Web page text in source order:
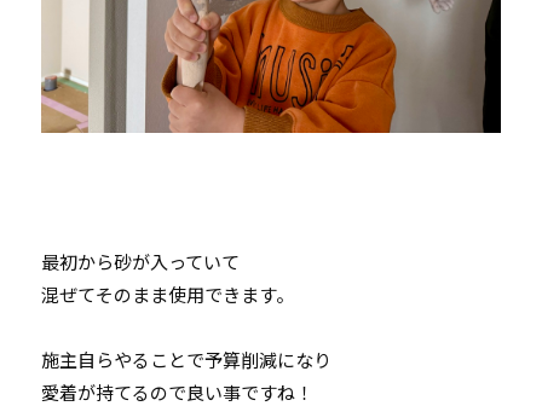
最初から砂が入っていて
混ぜてそのまま使用できます。
施主自らやることで予算削減になり
愛着が持てるので良い事ですね！